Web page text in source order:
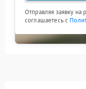
Отправляя заявку на
соглашаетесь с